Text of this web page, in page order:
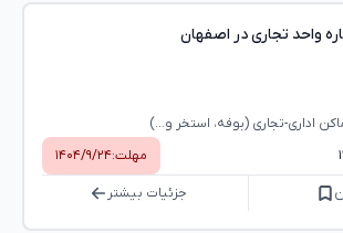
واحد تجاری در اصفهان
اداری-تجاری (بوفه، استخر و...)
مهلت:۱۴۰۴/۹/۲۴
جزئیات بیشتر